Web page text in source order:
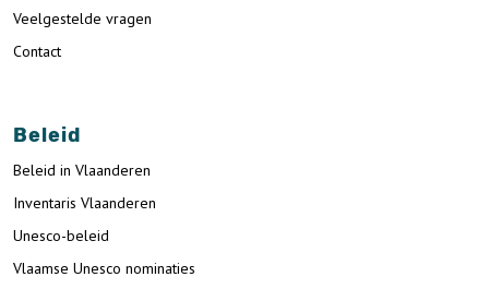
Veelgestelde vragen
Contact
Beleid
Beleid in Vlaanderen
Inventaris Vlaanderen
Unesco-beleid
Vlaamse Unesco nominaties